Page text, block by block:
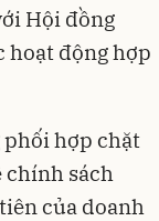
Hội đồng
hoạt động hợp
phối hợp chặt
chính sách
của doanh